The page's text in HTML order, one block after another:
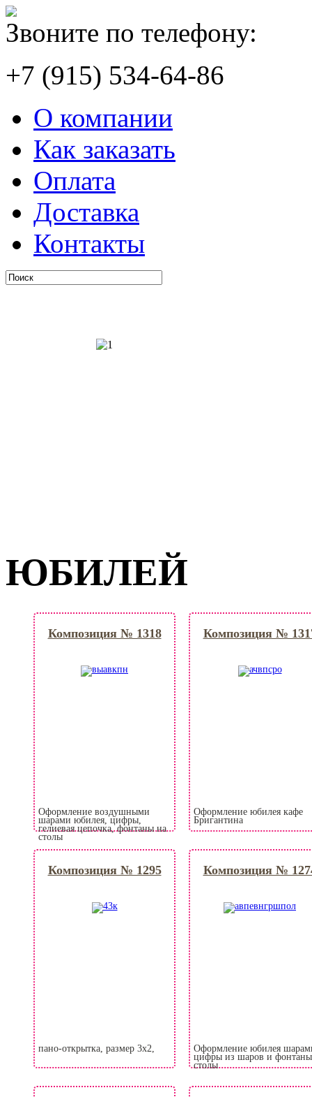
Звоните по телефону:
+7 (915) 534-64-86
О компании
Как заказать
Оплата
Доставка
Контакты
ЮБИЛЕЙ
Композиция № 1318
Оформление воздушными
шарами юбилея, цифры,
гелиевая цепочка, фонтаны на
столы
Композиция №
Оформление юбилея кафе
Бригантина
Композиция № 1295
пано-открытка, размер 3х2,
Композиция №
Оформление юбилея
цифры из шаров и
столы